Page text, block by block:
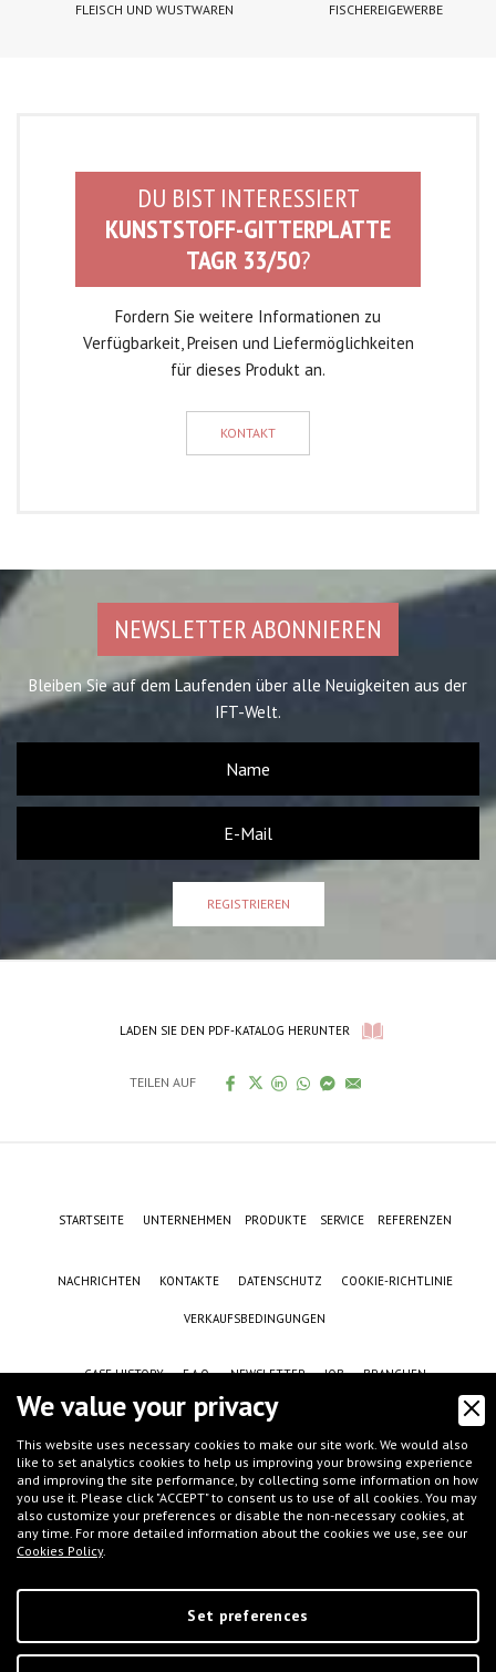
FLEISCH UND WUSTWAREN FISCHEREIGEWERBE
DU BIST INTERESSIERT
KUNSTSTOFF-GITTERPLATTE
TAGR 33/50?
Fordern Sie weitere Informationen zu
Verfügbarkeit, Preisen und Liefermöglichkeiten
für dieses Produkt an.
KONTAKT
NEWSLETTER ABONNIEREN
Bleiben Sie auf dem Laufenden über alle Neuigkeiten aus der
IFT-Welt.
REGISTRIEREN
LADEN SIE DEN PDF-KATALOG HERUNTER
TEILEN AUF
STARTSEITE UNTERNEHMEN PRODUKTE SERVICE REFERENZEN
NACHRICHTEN KONTAKTE DATENSCHUTZ COOKIE-RICHTLINIE
VERKAUFSBEDINGUNGEN
CASE HISTORY F.A.Q. NEWSLETTER JOB BRANCHEN
©IFT S.r.l.- Via G.Galilei, 8 - 46032 Castelbelforte (MN), Italy - tel.
P.IVA: 02233400205 | C.C.I.A.A. di MN 02233400205 - REA: MN-235528 | Share
capital (i.v.): € 50.000,00 | PEC: ift@messaggipec.it
We value your privacy
This website uses necessary cookies to make our site work. We would also
like to set analytics cookies to help us improving your browsing experience
and improving the site performance, by collecting some information on how
you use it. Please click "ACCEPT" to consent us to use of all cookies. You may
also customize your preferences or disable the non-necessary cookies, at
any time. For more detailed information about the cookies we use, see our
Cookies Policy.
Set preferences